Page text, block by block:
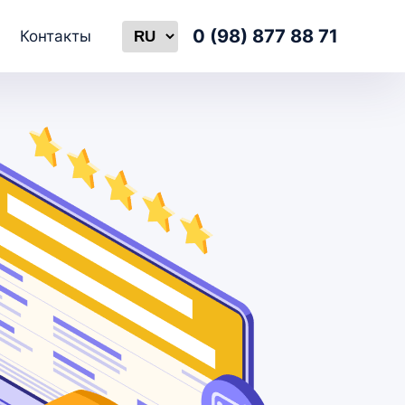
Контакты Select language0 (98) 877 88 71